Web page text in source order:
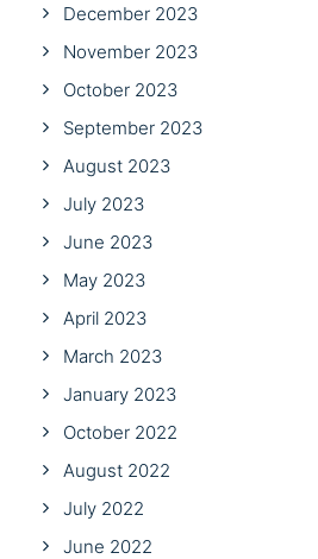
December 2023
November 2023
October 2023
September 2023
August 2023
July 2023
June 2023
May 2023
April 2023
March 2023
January 2023
October 2022
August 2022
July 2022
June 2022